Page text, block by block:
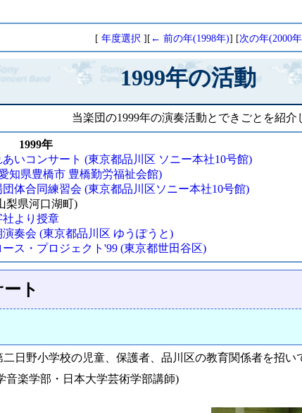
[ 年度選択 ][ ← 前の年(1998年)] [次の年(2000
1999年の活動
当楽団の1999年の演奏活動とできごとを紹介
1999年
あいコンサート (東京都品川区 ソニー本社10号館)
知県豊橋市 豊橋勤労福祉会館)
体合同練習会 (東京都品川区ソニー本社10号館)
梨県河口湖町)
社より授章
演奏会 (東京都品川区 ゆうぽうと)
ス・プロジェクト'99 (東京都世田谷区)
ト
日野小学校の児童、保護者、品川区の教育関係者を招い
音楽学部・日本大学芸術学部講師)